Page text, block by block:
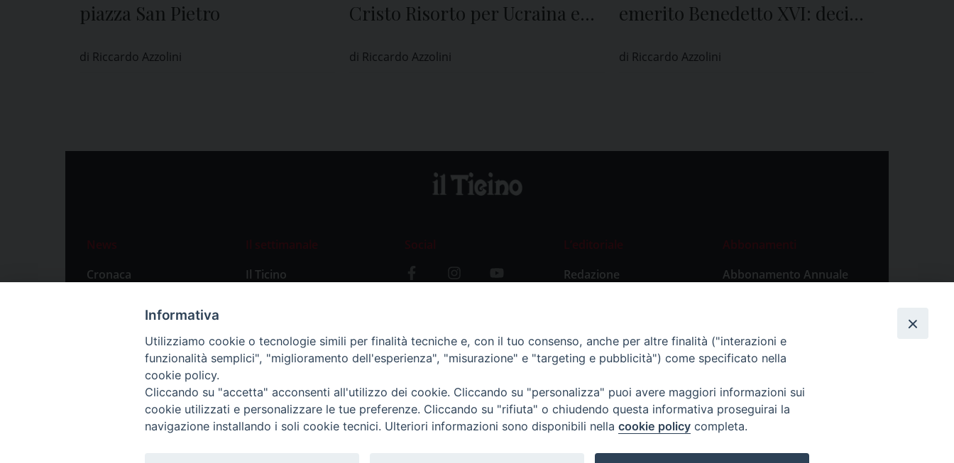
piazza San Pietro
di Riccardo Azzolini
Cristo Risorto per Ucraina e
Pasqua
di Riccardo Azzolini
emerito Benedetto XVI: decine
San Pietro
di Riccardo Azzolini
News
Cronaca
Primo Piano
Il settimanale
Il Ticino
Social
L’editoriale
Redazione
Abbonamenti
Abbonamento Annuale
Abbonamento Singola
Informativa
Utilizziamo cookie o tecnologie simili per finalità tecniche e, con il tuo consenso, anche per altre finalità ("interazioni e
funzionalità semplici", "miglioramento dell'esperienza", "misurazione" e "targeting e pubblicità") come specificato nella
cookie policy.
Cliccando su "accetta" acconsenti all'utilizzo dei cookie. Cliccando su "personalizza" puoi avere maggiori informazioni sui
cookie utilizzati e personalizzare le tue preferenze. Cliccando su "rifiuta" o chiudendo questa informativa proseguirai la
navigazione installando i soli cookie tecnici. Ulteriori informazioni sono disponibili nella cookie policy completa.